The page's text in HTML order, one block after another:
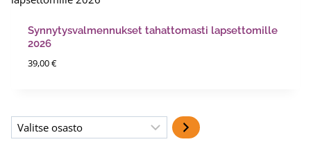
Synnytysvalmennukset tahattomasti lapsettomille
2026
39,00€
Valitse
osasto